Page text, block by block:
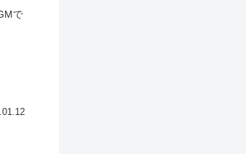
で